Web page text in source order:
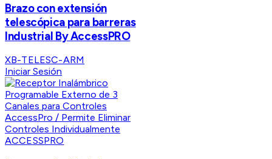
Brazo con extensión
telescópica para barreras
Industrial By AccessPRO
XB-TELESC-ARM
Iniciar Sesión
ACCESSPRO